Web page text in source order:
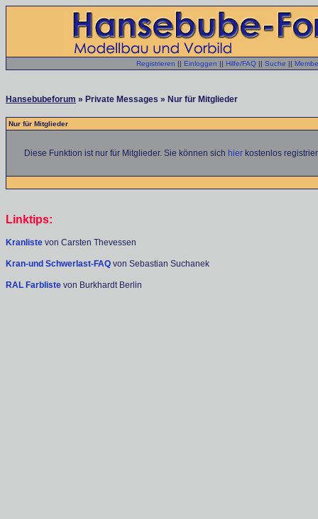
Registrieren || Einloggen || Hilfe/FAQ || Suche ||
Hansebubeforum » Private Messages » Nur für Mitglieder
Nur für Mitglieder
Diese Funktion ist nur für Mitglieder. Sie können sich hier kostenlos
Linktips:
Kranliste von Carsten Thevessen
Kran-und Schwerlast-FAQ von Sebastian Suchanek
RAL Farbliste von Burkhardt Berlin